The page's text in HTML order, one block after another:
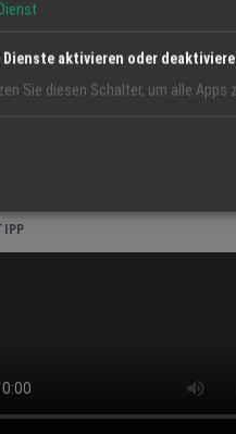
Dienst
Dienste aktivieren oder
Sie diesen Schalter, um alle